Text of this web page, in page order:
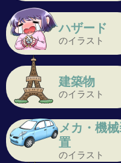
ハザード
のイラスト
建築物
のイラスト
メカ・機
置
のイラスト